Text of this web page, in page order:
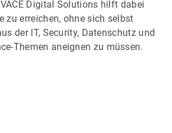
Digital Solutions hilft dabei
zu erreichen, ohne sich selbst
der IT, Security, Datenschutz und
Themen aneignen zu müssen.